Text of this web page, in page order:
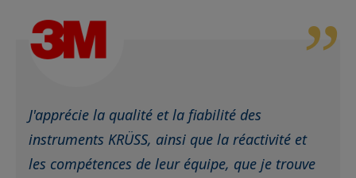
J'apprécie la qualité et la fiabilité des
instruments KRÜSS, ainsi que la réactivité et
les compétences de leur équipe, que je trouve